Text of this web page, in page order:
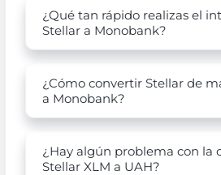
¿Qué tan rápido realizas el
Stellar a Monobank?
¿Cómo convertir Stellar de
a Monobank?
¿Hay algún problema con la
Stellar XLM a UAH?